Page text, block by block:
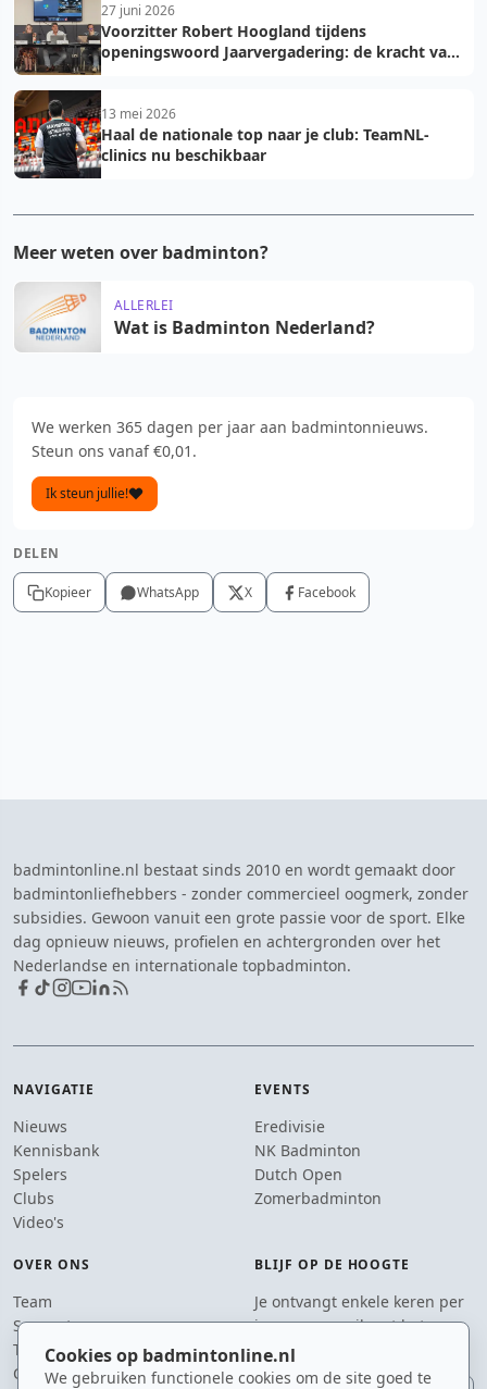
Cookies op badmintonline.nl
We gebruiken functionele cookies om de site goed te
27 juni 2026
Voorzitter Robert Hoogland tijdens
openingswoord Jaarvergadering: de kracht van
13 mei 2026
Haal de nationale top naar je club: TeamNL-
clinics nu beschikbaar
Meer weten over badminton?
ALLERLEI
Wat is Badminton Nederland?
We werken 365 dagen per jaar aan badmintonnieuws.
Steun ons vanaf €0,01.
Ik steun jullie!
DELEN
Kopieer WhatsApp X Facebook
badmintonline.nl bestaat sinds 2010 en wordt gemaakt door
badmintonliefhebbers - zonder commercieel oogmerk, zonder
subsidies. Gewoon vanuit een grote passie voor de sport. Elke
dag opnieuw nieuws, profielen en achtergronden over het
Nederlandse en internationale topbadminton.
NAVIGATIE
Nieuws
Kennisbank
Spelers
Clubs
Video's
EVENTS
Eredivisie
NK Badminton
Dutch Open
Zomerbadminton
OVER ONS
Team
Supporters
Tip de redactie
Contact
BLIJF OP DE HOOGTE
Je ontvangt enkele keren per
jaar een e-mail met het
laatste badmintonnieuws.